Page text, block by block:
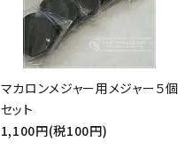
マカロンメジャー用メジャー５個
セット
1,100円(税100円)